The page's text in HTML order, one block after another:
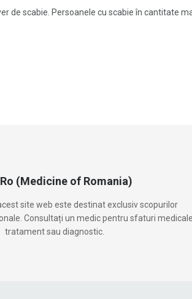
de scabie. Persoanele cu scabie în cantitate
(Medicine of Romania)
site web este destinat exclusiv scopurilor
Consultați un medic pentru sfaturi
tratament sau diagnostic.